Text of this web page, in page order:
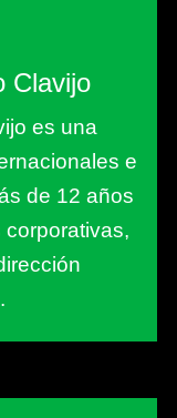
Clavijo
es una
e
de 12 años